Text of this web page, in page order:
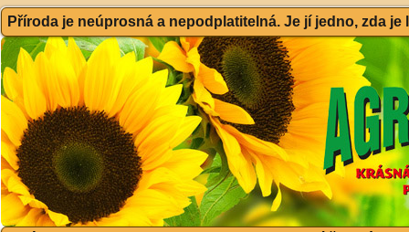
Příroda je neúprosná a nepodplatitelná. Je jí jedno, zda